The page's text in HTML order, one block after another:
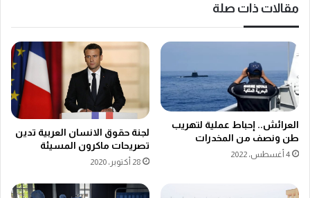
مقالات ذات صلة
العرائش.. إحباط عملية لتهريب
طن ونصف من المخدرات
4 أغسطس، 2022
لجنة حقوق الانسان العربية تدين
تصريحات ماكرون المسيئة
28 أكتوبر، 2020